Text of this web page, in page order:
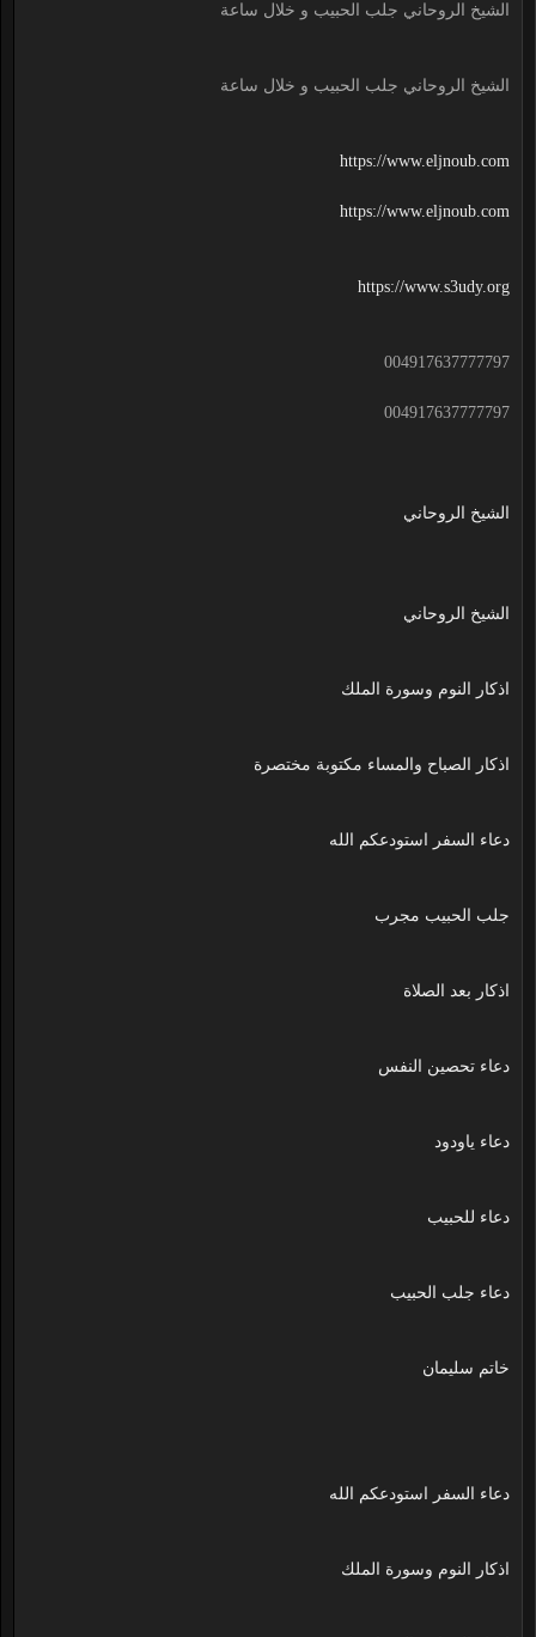
الشيخ الروحاني جلب الحبيب و خلال ساعة
الشيخ الروحاني جلب الحبيب و خلال ساعة
https://www.eljnoub.com
https://www.eljnoub.com
https://www.s3udy.org
004917637777797
004917637777797
الشيخ الروحاني
الشيخ الروحاني
اذكار النوم وسورة الملك
اذكار الصباح والمساء مكتوبة مختصرة
دعاء السفر استودعكم الله
جلب الحبيب مجرب
اذكار بعد الصلاة
دعاء تحصين النفس
دعاء ياودود
دعاء للحبيب
دعاء جلب الحبيب
خاتم سليمان
دعاء السفر استودعكم الله
اذكار النوم وسورة الملك